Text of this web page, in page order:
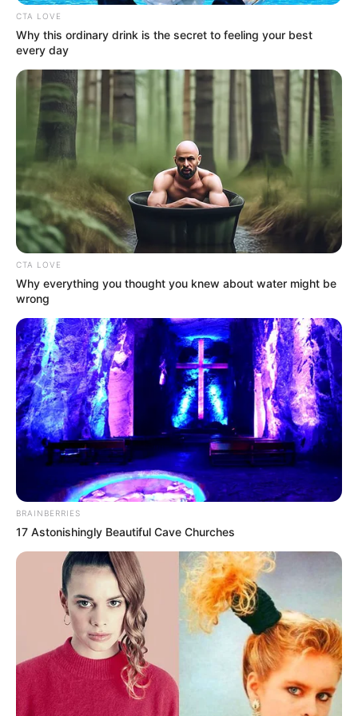
έφυγε από την ζωή
ΣΟΚ: Γυναίκα έπεσε από την υψηλή γέφυρα
Χαλκίδας
Εύβοια: Θλίψη για γνωστό επαγγελματία που
έφυγε από την ζωή
Ακολουθήστε το evianews.com στοGoogle
News
ΤΑ ΠΙΟ ΔΗΜΟΦΙΛΗ
CTA LOVE
Why this ordinary drink is the secret to feeling your best
every day
CTA LOVE
Why everything you thought you knew about water might be
wrong
BRAINBERRIES
17 Astonishingly Beautiful Cave Churches